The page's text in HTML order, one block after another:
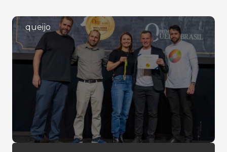
queijo